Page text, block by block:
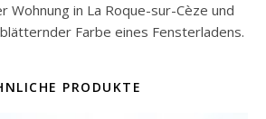
Wohnung in La Roque-sur-Cèze und
Farbe eines Fensterladens.
PRODUKTE